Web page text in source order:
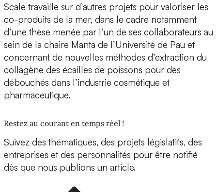
Scale travaille sur d’autres projets pour valoriser les
co-produits de la mer, dans le cadre notamment
d’une thèse menée par l’un de ses collaborateurs au
sein de la chaire Manta de l’Université de Pau et
concernant de nouvelles méthodes d’extraction du
collagène des écailles de poissons pour des
débouchés dans l’industrie cosmétique et
pharmaceutique.
Restez au courant en temps réel !
Suivez des thématiques, des projets législatifs, des
entreprises et des personnalités pour être notifié
dès que nous publions un article.